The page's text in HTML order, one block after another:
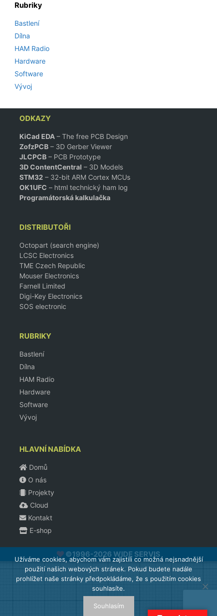
Rubriky
Bastlení
Dílna
HAM Radio
Hardware
Software
Vývoj
ODKAZY
KiCad EDA – The free PCB Design
ZofzPCB – 3D Gerber Viewer
JLCPCB – PCB Prototype
3D ContentCentral – 3D Models
STM32 – 32-bit ARM Cortex MCUs
OK1UFC – html technický ham log
Programátorská kalkulačka
DISTRIBUTOŘI
Octopart (search engine)
LCSC Electronics
TME Czech Republic
Mouser Electronics
Farnell Limited
Digi-Key Electronics
SOS electronic
RUBRIKY
Bastlení
Dílna
HAM Radio
Hardware
Software
Vývoj
HLAVNÍ NABÍDKA
Domů
O nás
Projekty
Cloud
Kontakt
E-shop
©1996-2026 WIDE SERVIS
Užíváme cookies, abychom vám zajistili co možná nejsnadnější
použití našich webových stránek. Pokud budete nadále
prohlížet naše stránky předpokládáme, že s použitím cookies
souhlasíte.
Souhlasím